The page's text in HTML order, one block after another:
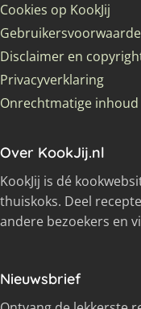
Cookies op KookJij
Disclaimer en
Privacyverklaring
Onrechtmatige
Over KookJij.nl
KookJij is dé
thuiskoks. Deel
andere bezoekers en
Nieuwsbrief